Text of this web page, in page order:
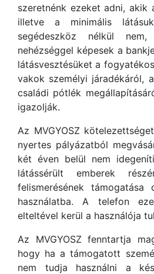
szeretnénk ezeket adni, akik
illetve a minimális
segédeszköz nélkül
nehézséggel képesek a
látásvesztésüket a
vakok személyi járadékáról,
családi pótlék
igazolják.
Az MVGYOSZ
nyertes pályázatból
két éven belül nem
látássérült emberek
felismerésének
használatba. A telefon
elteltével kerül a használója
Az MVGYOSZ fenntartja
hogy ha a támogatott
nem tudja használni a